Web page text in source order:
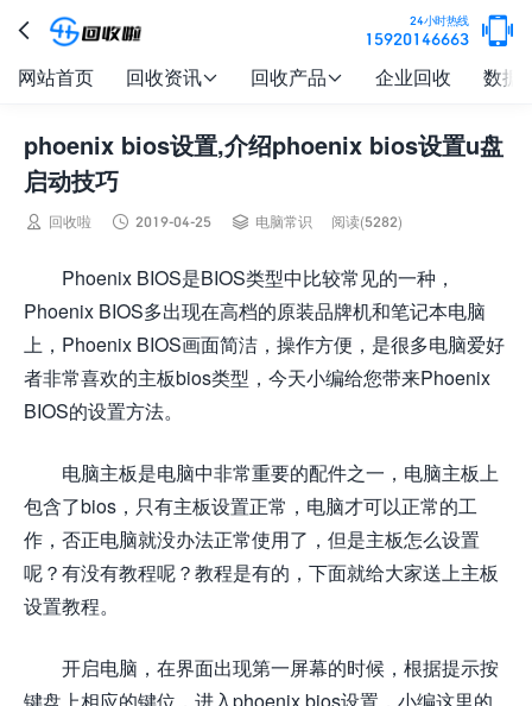
 24小时热线
15920146663 
网站首页 回收资讯 回收产品 企业回收 数据
phoenix bios设置,介绍phoenix bios设置u盘
启动技巧
 回收啦  2019-04-25  电脑常识 阅读(5282)
Phoenix BIOS是BIOS类型中比较常见的一种，
Phoenix BIOS多出现在高档的原装品牌机和笔记本电脑
上，Phoenix BIOS画面简洁，操作方便，是很多电脑爱好
者非常喜欢的主板bios类型，今天小编给您带来Phoenix
BIOS的设置方法。
电脑主板是电脑中非常重要的配件之一，电脑主板上
包含了bios，只有主板设置正常，电脑才可以正常的工
作，否正电脑就没办法正常使用了，但是主板怎么设置
呢？有没有教程呢？教程是有的，下面就给大家送上主板
设置教程。
开启电脑，在界面出现第一屏幕的时候，根据提示按
键盘上相应的键位，进入phoenix bios设置，小编这里的